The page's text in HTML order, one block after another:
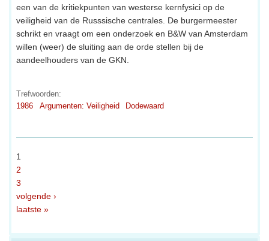
een van de kritiekpunten van westerse kernfysici op de
veiligheid van de Russsische centrales. De burgermeester
schrikt en vraagt om een onderzoek en B&W van Amsterdam
willen (weer) de sluiting aan de orde stellen bij de
aandeelhouders van de GKN.
Trefwoorden:
1986
Argumenten: Veiligheid Dodewaard
1
2
3
volgende ›
laatste »